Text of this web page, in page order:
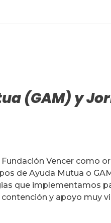
(GAM) y
Vencer como
de Ayuda Mutua o
que implementamos
y apoyo muy